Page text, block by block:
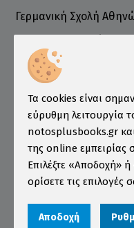
Γερμανική Σχολή
Επιμελητήριο
Ινστιτούτο ÖSD Ελλάδας
Πληροφορίες
Τρόποι Παραγγελίας
Τρόποι Πληρωμής
Τρόποι Αποστολής
Όροι χρήσης
Τα cookies είναι
εύρυθμη λειτουργία
notosplusbooks.gr
της online εμπειρίας
Επιλέξτε «Αποδοχή» ή
ορίσετε τις επιλογές
Αποδοχή